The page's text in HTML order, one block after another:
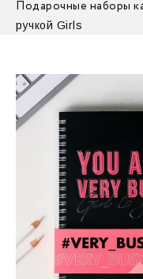
Подарочные наборы
ручкой Girls